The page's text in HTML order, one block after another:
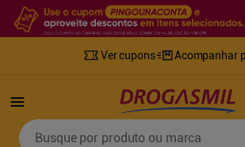
Ver cupons Acompanhar
Busque por produto ou marca
Termos mais buscados